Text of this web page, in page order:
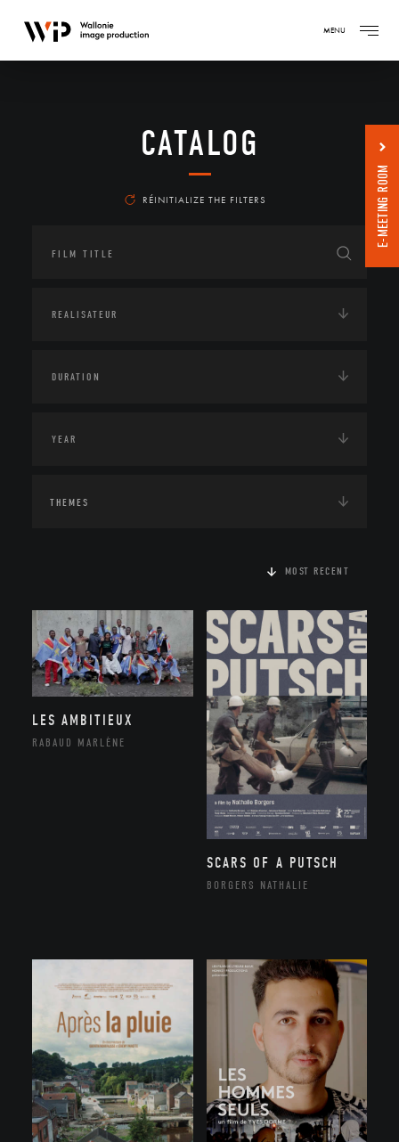
MENU
CATALOG
RÉINITIALIZE THE FILTERS
THEMES
MOST RECENT
LES AMBITIEUX
RABAUD MARLÈNE
SCARS OF A PUTSCH
BORGERS NATHALIE
E-MEETING ROOM